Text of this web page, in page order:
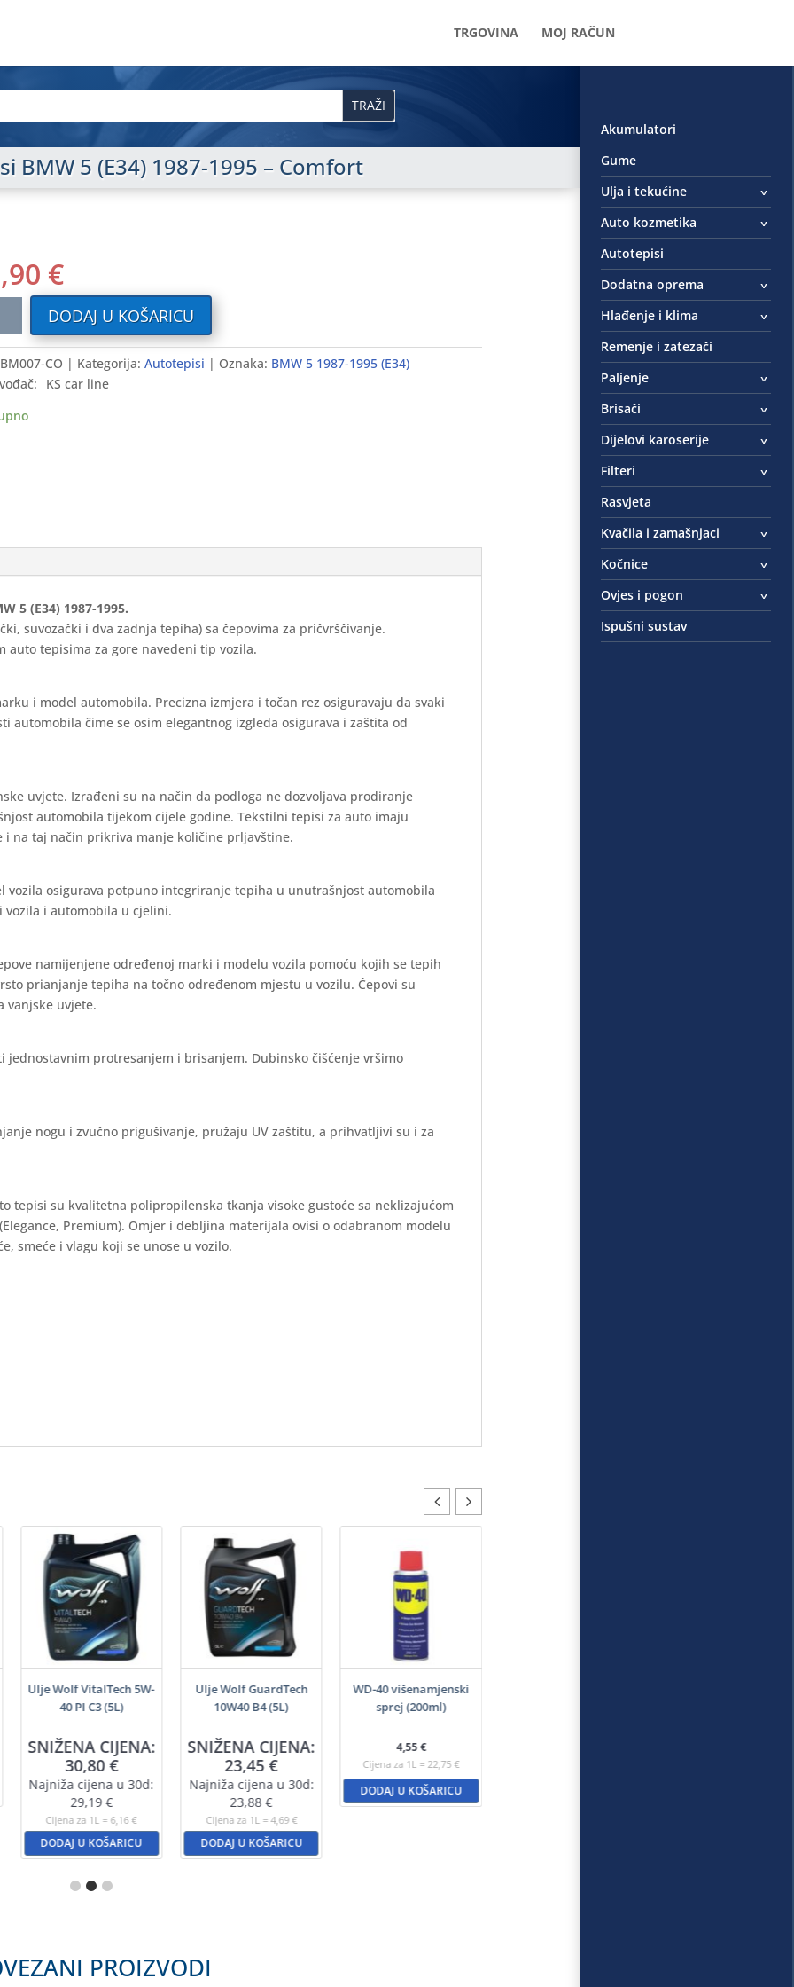
TRGOVINA MOJ RAČUN
BMW 5 (E34) 1987-1995 – Comfort
€
DODAJ U KOŠARICU
BM007-CO Kategorija: Autotepisi Oznaka: BMW 5 1987-1995 (E34)
KS car line
5 (E34) 1987-1995.
suvozački i dva zadnja tepiha) sa čepovima za pričvrščivanje.
tepisima za gore navedeni tip vozila.
i model automobila. Precizna izmjera i točan rez osiguravaju da svaki
automobila čime se osim elegantnog izgleda osigurava i zaštita od
uvjete. Izrađeni su na način da podloga ne dozvoljava prodiranje
automobila tijekom cijele godine. Tekstilni tepisi za auto imaju
na taj način prikriva manje količine prljavštine.
vozila osigurava potpuno integriranje tepiha u unutrašnjost automobila
i automobila u cjelini.
namijenjene određenoj marki i modelu vozila pomoću kojih se tepih
prianjanje tepiha na točno određenom mjestu u vozilu. Čepovi su
vanjske uvjete.
jednostavnim protresanjem i brisanjem. Dubinsko čišćenje vršimo
nogu i zvučno prigušivanje, pružaju UV zaštitu, a prihvatljivi su i za
tepisi su kvalitetna polipropilenska tkanja visoke gustoće sa neklizajućom
Premium). Omjer i debljina materijala ovisi o odabranom modelu
smeće i vlagu koji se unose u vozilo.
Ulje Wolf VitalTech 5W-
40 PI C3 (5L)
SNIŽENA CIJENA:
30,80€
Najniža cijena u 30d:
29,19€
Cijena za 1L = 6,16 €
DODAJ U KOŠARICU
Ulje Wolf GuardTech
10W40 B4 (5L)
SNIŽENA CIJENA:
23,45€
Najniža cijena u 30d:
23,88€
Cijena za 1L = 4,69 €
DODAJ U KOŠARICU
WD-40 višenamjenski
sprej (200ml)
4,55€
Cijena za 1L = 22,75 €
DODAJ U KOŠARICU
PROIZVODI
Akumulatori
Gume
Ulja i tekućine
Auto kozmetika
Autotepisi
Dodatna oprema
Hlađenje i klima
Remenje i zatezači
Paljenje
Brisači
Dijelovi karoserije
Filteri
Rasvjeta
Kvačila i zamašnjaci
Kočnice
Ovjes i pogon
Ispušni sustav